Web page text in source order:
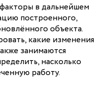
в дальнейшем
построенного,
объекта.
какие изменения
занимаются
насколько
работу.